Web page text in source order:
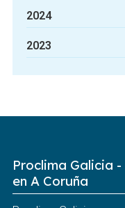
2024
2023
Proclima Galicia
en A Coruña